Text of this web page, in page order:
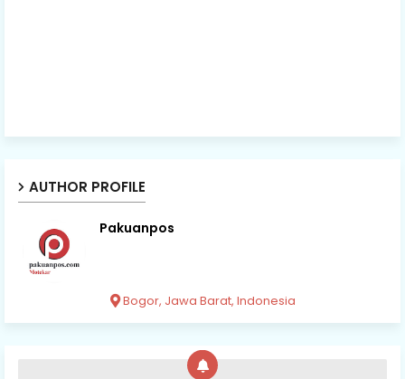
AUTHOR PROFILE
Pakuanpos
Bogor, Jawa Barat, Indonesia